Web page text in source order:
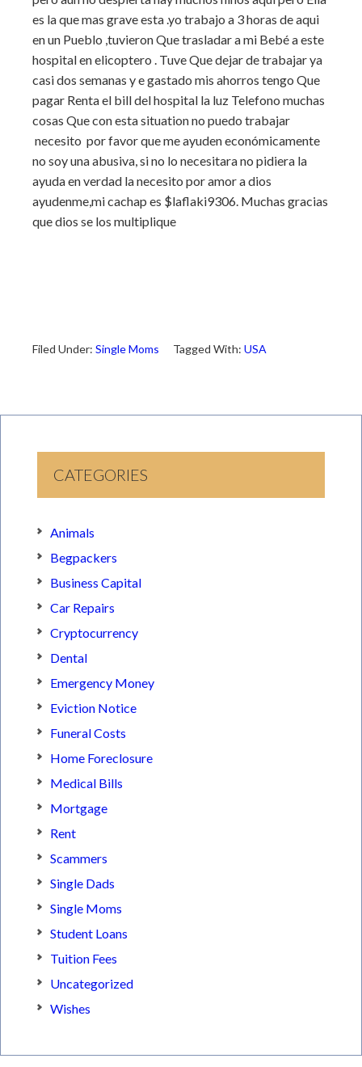
es la que mas grave esta .yo trabajo a 3 horas de aqui
en un Pueblo ,tuvieron Que trasladar a mi Bebé a este
hospital en elicoptero . Tuve Que dejar de trabajar ya
casi dos semanas y e gastado mis ahorros tengo Que
pagar Renta el bill del hospital la luz Telefono muchas
cosas Que con esta situation no puedo trabajar
necesito por favor que me ayuden económicamente
no soy una abusiva, si no lo necesitara no pidiera la
ayuda en verdad la necesito por amor a dios
ayudenme,mi cachap es $laflaki9306. Muchas gracias
que dios se los multiplique
Filed Under: Single Moms Tagged With: USA
CATEGORIES
Animals
Begpackers
Business Capital
Car Repairs
Cryptocurrency
Dental
Emergency Money
Eviction Notice
Funeral Costs
Home Foreclosure
Medical Bills
Mortgage
Rent
Scammers
Single Dads
Single Moms
Student Loans
Tuition Fees
Uncategorized
Wishes